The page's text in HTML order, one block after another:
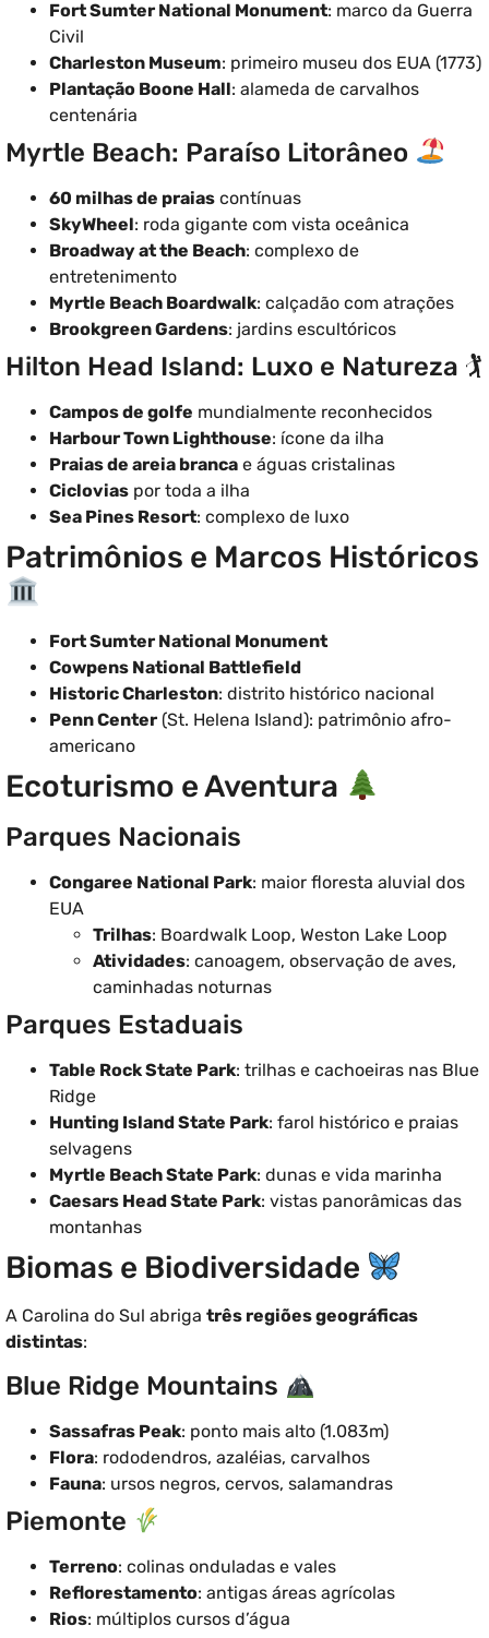
Fort Sumter National Monument: marco da Guerra
Civil
Charleston Museum: primeiro museu dos EUA (1773)
Plantação Boone Hall: alameda de carvalhos
centenária
Myrtle Beach: Paraíso Litorâneo
60 milhas de praias contínuas
SkyWheel: roda gigante com vista oceânica
Broadway at the Beach: complexo de
entretenimento
Myrtle Beach Boardwalk: calçadão com atrações
Brookgreen Gardens: jardins escultóricos
Hilton Head Island: Luxo e Natureza 🏌️
Campos de golfe mundialmente reconhecidos
Harbour Town Lighthouse: ícone da ilha
Praias de areia branca e águas cristalinas
Ciclovias por toda a ilha
Sea Pines Resort: complexo de luxo
Patrimônios e Marcos Históricos
Fort Sumter National Monument
Cowpens National Battlefield
Historic Charleston: distrito histórico nacional
Penn Center (St. Helena Island): patrimônio afro-
americano
Ecoturismo e Aventura
Parques Nacionais
Congaree National Park: maior floresta aluvial dos
EUA
Trilhas: Boardwalk Loop, Weston Lake Loop
Atividades: canoagem, observação de aves,
caminhadas noturnas
Parques Estaduais
Table Rock State Park: trilhas e cachoeiras nas Blue
Ridge
Hunting Island State Park: farol histórico e praias
selvagens
Myrtle Beach State Park: dunas e vida marinha
Caesars Head State Park: vistas panorâmicas das
montanhas
Biomas e Biodiversidade
A Carolina do Sul abriga três regiões geográficas
distintas:
Blue Ridge Mountains
Sassafras Peak: ponto mais alto (1.083m)
Flora: rododendros, azaléias, carvalhos
Fauna: ursos negros, cervos, salamandras
Piemonte
Terreno: colinas onduladas e vales
Reflorestamento: antigas áreas agrícolas
Rios: múltiplos cursos d’água